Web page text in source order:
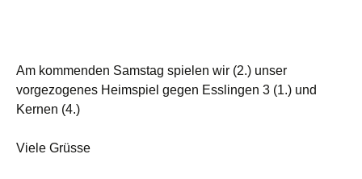
Am kommenden Samstag spielen wir (2.) unser
vorgezogenes Heimspiel gegen Esslingen 3 (1.) und
Kernen (4.)
Viele Grüsse